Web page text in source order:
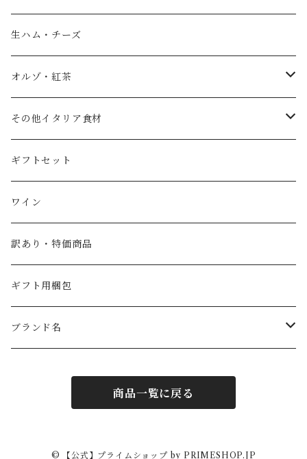
ノベッロ（秋の新油）
ピュアオリーブオイル
国産エキストラバージンオリーブオイル
白バルサミコ
ピンク（ロゼ）バルサミコ
その他調味料（コンディメント）
スペイン産ワインビネガー
イタリア産ワインビネガー
生ハム・チーズ
オルゾ・紅茶
コーヒー豆
紅茶・ハーブティー
その他イタリア食材
トマト
塩
パスタ
ギフトセット
ワイン
訳あり・特価商品
ギフト用梱包
ブランド名
フォンドモンテベロ
ラルスティケッラ
商品一覧に戻る
© 【公式】プライムショップ by PRIMESHOP.JP